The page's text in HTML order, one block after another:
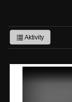
Aktivity